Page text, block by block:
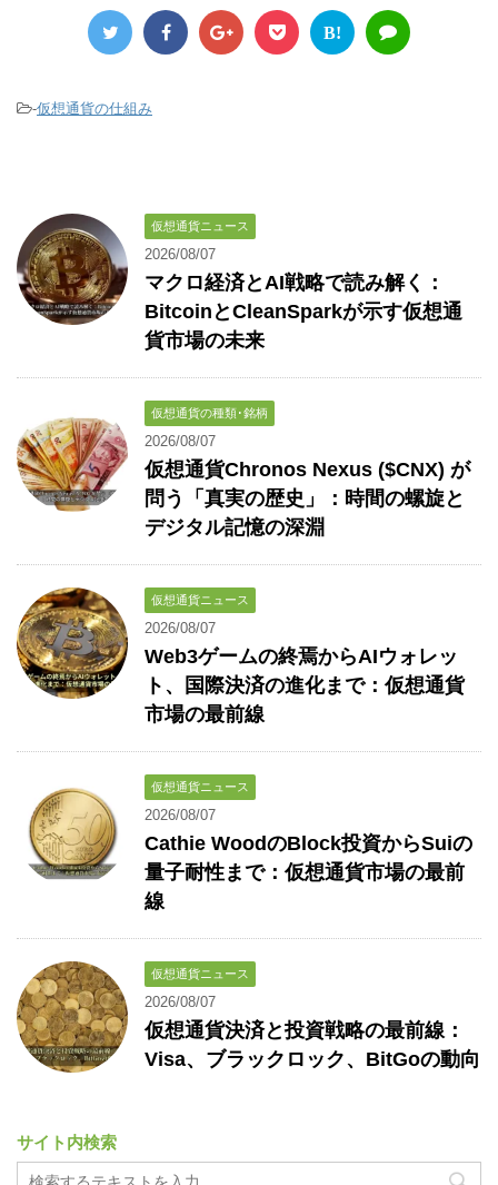
B!
-仮想通貨の仕組み
仮想通貨ニュース
2026/08/07
マクロ経済とAI戦略で読み解く：
BitcoinとCleanSparkが示す仮想通
貨市場の未来
仮想通貨の種類･銘柄
2026/08/07
仮想通貨Chronos Nexus ($CNX) が
問う「真実の歴史」：時間の螺旋と
デジタル記憶の深淵
仮想通貨ニュース
2026/08/07
Web3ゲームの終焉からAIウォレッ
ト、国際決済の進化まで：仮想通貨
市場の最前線
仮想通貨ニュース
2026/08/07
Cathie WoodのBlock投資からSuiの
量子耐性まで：仮想通貨市場の最前
線
仮想通貨ニュース
2026/08/07
仮想通貨決済と投資戦略の最前線：
Visa、ブラックロック、BitGoの動向
サイト内検索